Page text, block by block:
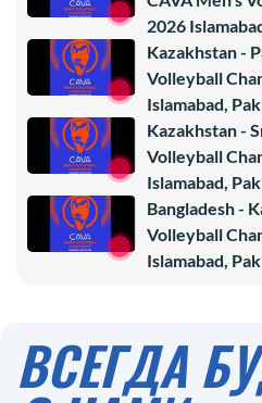
2026
Kazakhstan -
Volleyball
Islamabad,
Kazakhstan -
Volleyball
Islamabad,
Bangladesh -
Volleyball
Islamabad,
ВСЕГДА